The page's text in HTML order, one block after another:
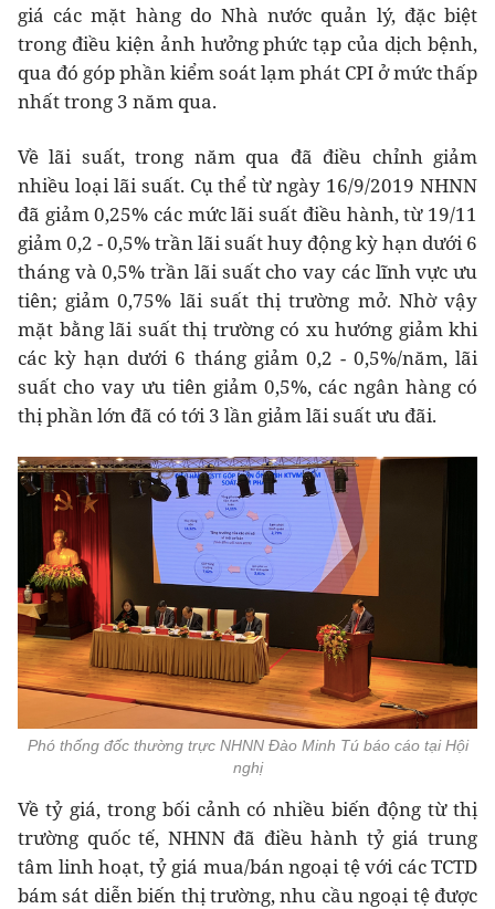
giá các mặt hàng do Nhà nước quản lý, đặc biệt
trong điều kiện ảnh hưởng phức tạp của dịch bệnh,
qua đó góp phần kiểm soát lạm phát CPI ở mức thấp
nhất trong 3 năm qua.
Về lãi suất, trong năm qua đã điều chỉnh giảm
nhiều loại lãi suất. Cụ thể từ ngày 16/9/2019 NHNN
đã giảm 0,25% các mức lãi suất điều hành, từ 19/11
giảm 0,2 - 0,5% trần lãi suất huy động kỳ hạn dưới 6
tháng và 0,5% trần lãi suất cho vay các lĩnh vực ưu
tiên; giảm 0,75% lãi suất thị trường mở. Nhờ vậy
mặt bằng lãi suất thị trường có xu hướng giảm khi
các kỳ hạn dưới 6 tháng giảm 0,2 - 0,5%/năm, lãi
suất cho vay ưu tiên giảm 0,5%, các ngân hàng có
thị phần lớn đã có tới 3 lần giảm lãi suất ưu đãi.
Phó thống đốc thường trực NHNN Đào Minh Tú báo cáo tại Hội
nghị
Về tỷ giá, trong bối cảnh có nhiều biến động từ thị
trường quốc tế, NHNN đã điều hành tỷ giá trung
tâm linh hoạt, tỷ giá mua/bán ngoại tệ với các TCTD
bám sát diễn biến thị trường, nhu cầu ngoại tệ được